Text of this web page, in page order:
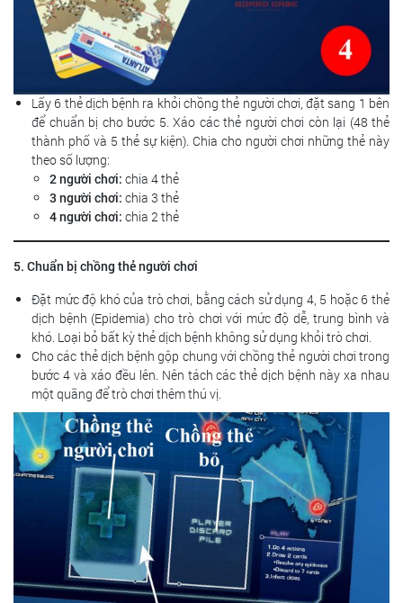
Lấy 6 thẻ dịch bệnh ra khỏi chồng thẻ người chơi, đặt sang 1 bên
để chuẩn bị cho bước 5. Xáo các thẻ người chơi còn lại (48 thẻ
thành phố và 5 thẻ sự kiện). Chia cho người chơi những thẻ này
theo số lượng:
2 người chơi: chia 4 thẻ
3 người chơi: chia 3 thẻ
4 người chơi: chia 2 thẻ
5. Chuẩn bị chồng thẻ người chơi
Đặt mức độ khó của trò chơi, bằng cách sử dụng 4, 5 hoặc 6 thẻ
dịch bệnh (Epidemia) cho trò chơi với mức độ dễ, trung bình và
khó. Loại bỏ bất kỳ thẻ dịch bệnh không sử dụng khỏi trò chơi.
Cho các thẻ dịch bệnh gộp chung với chồng thẻ người chơi trong
bước 4 và xáo đều lên. Nên tách các thẻ dịch bệnh này xa nhau
một quãng để trò chơi thêm thú vị.